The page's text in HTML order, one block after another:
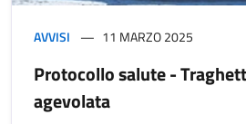
AVVISI 11 MARZO 2025
Protocollo salute -
agevolata